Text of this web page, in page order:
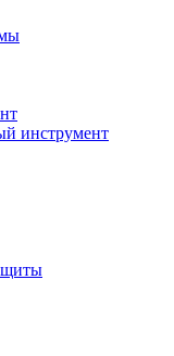
инструмент